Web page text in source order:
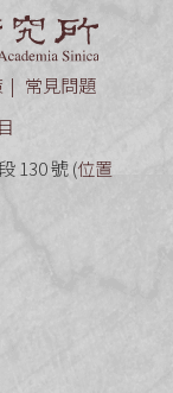
常見問題
130 號 (位置